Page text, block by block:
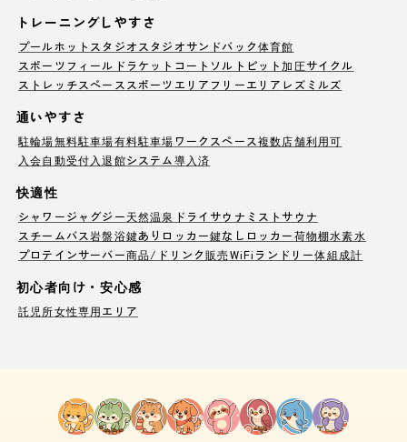
トレーニングしやすさ
プールホットスタジオ スタジオサンドバック体育館
スポーツフィールド ラケットコート ソルトピット加圧サイクル
ストレッチスペース スポーツエリア フリーエリア レズミルズ
通いやすさ
駐輪場無料駐車場有料駐車場ワークスペース複数店舗利用可
入会自動受付 入退館システム導入済
快適性
シャワージャグジー天然温泉 ドライサウナ ミストサウナ
スチームバス岩盤浴鍵ありロッカー鍵なしロッカー荷物棚水素水
プロテインサーバー商品/ドリンク販売WiFi ランドリー体組成計
初心者向け・安心感
託児所女性専用エリア